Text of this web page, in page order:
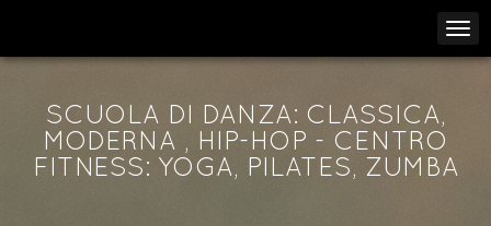
SCUOLA DI DANZA: CLASSICA,
MODERNA , HIP-HOP - CENTRO
FITNESS: YOGA, PILATES, ZUMBA